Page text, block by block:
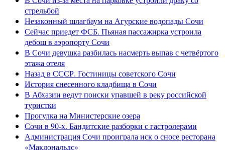
стрельбой
Незаконный шлагбаум на Агурские водопады Сочи
Сейчас приедет ФСБ. Пьяная пассажирка устроила
дебош в аэропорту Сочи
В Сочи девушка разбилась насмерть выпав с четвёртого
этажа отеля
Назад в СССР. Гостиницы советского Сочи
История снесенного кладбища в Сочи
В Абхазии ведут поиски упавшей в реку российской
туристки
Прогулка на Министерские озера
Сочи в 90-х. Бандитские разборки с гастролерами
Администрация Сочи проиграла иск о сносе ресторана
«Макдональдс»